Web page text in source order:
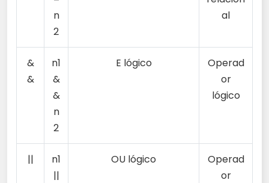
n
2
al
&
&
n1
&
&
n
2
E lógico
Operad
or
lógico
||
n1
||
OU lógico
Operad
or